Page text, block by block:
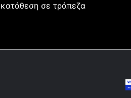
κατάθεση σε τράπεζα